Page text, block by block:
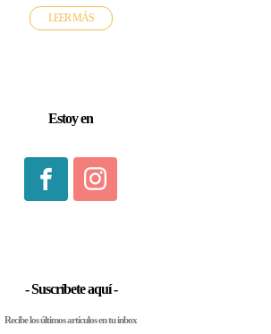
LEER MÁS
Estoy en
- Suscríbete aquí -
Recibe los últimos artículos en tu inbox